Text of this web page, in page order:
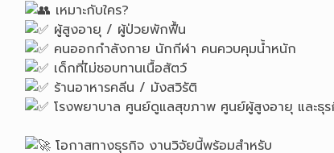
เหมาะกับใคร?
ผู้สูงอายุ / ผู้ป่วยพักฟื้น
คนออกกำลังกาย นักกีฬา คนควบคุมน้ำหนัก
เด็กที่ไม่ชอบทานเนื้อสัตว์
ร้านอาหารคลีน / มังสวิรัติ
โรงพยาบาล ศูนย์ดูแลสุขภาพ ศูนย์ผู้สูงอายุ และธุ
โอกาสทางธุรกิจ งานวิจัยนี้พร้อมสำหรับ